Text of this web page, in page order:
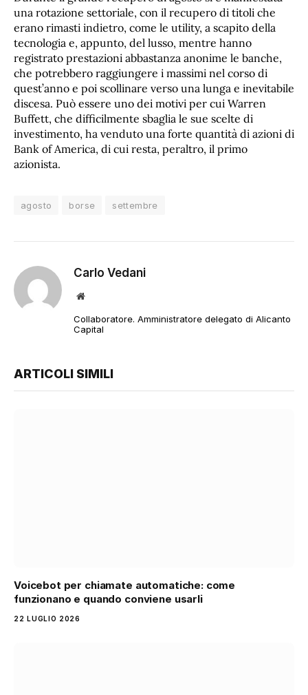
una rotazione settoriale, con il recupero di titoli che
erano rimasti indietro, come le utility, a scapito della
tecnologia e, appunto, del lusso, mentre hanno
registrato prestazioni abbastanza anonime le banche,
che potrebbero raggiungere i massimi nel corso di
quest’anno e poi scollinare verso una lunga e inevitabile
discesa. Può essere uno dei motivi per cui Warren
Buffett, che difficilmente sbaglia le sue scelte di
investimento, ha venduto una forte quantità di azioni di
Bank of America, di cui resta, peraltro, il primo
azionista.
agosto borse settembre
Carlo Vedani
Sito
Collaboratore. Amministratore delegato di Alicanto
Capital
ARTICOLI SIMILI
Voicebot per chiamate automatiche: come
funzionano e quando conviene usarli
22 LUGLIO 2026